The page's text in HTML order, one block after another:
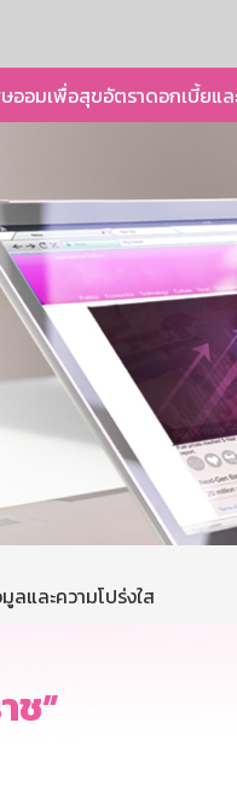
ออมเพื่อสุขอัตราดอกเบี้ยแ
ลและความโปร่งใส
ช”